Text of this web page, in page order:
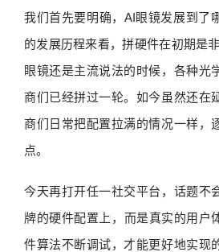
我们首先要明确，AI眼镜发展到了
的发展历程来看，拼硬件在初期是
眼镜还是主流说法的时候，各种光
商们已经拼过一轮。如今虽然还在
商们日常把配置拉满的情况一样，
点。
今天再打开任一社交平台，话题不
牌的硬件配置上，而是真实的用
件算法不断调试，才能更好地实现